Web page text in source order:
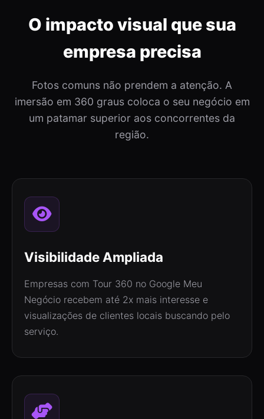
O impacto visual que sua
empresa precisa
Fotos comuns não prendem a atenção. A
imersão em 360 graus coloca o seu negócio em
um patamar superior aos concorrentes da
região.
Visibilidade Ampliada
Empresas com Tour 360 no Google Meu
Negócio recebem até 2x mais interesse e
visualizações de clientes locais buscando pelo
serviço.